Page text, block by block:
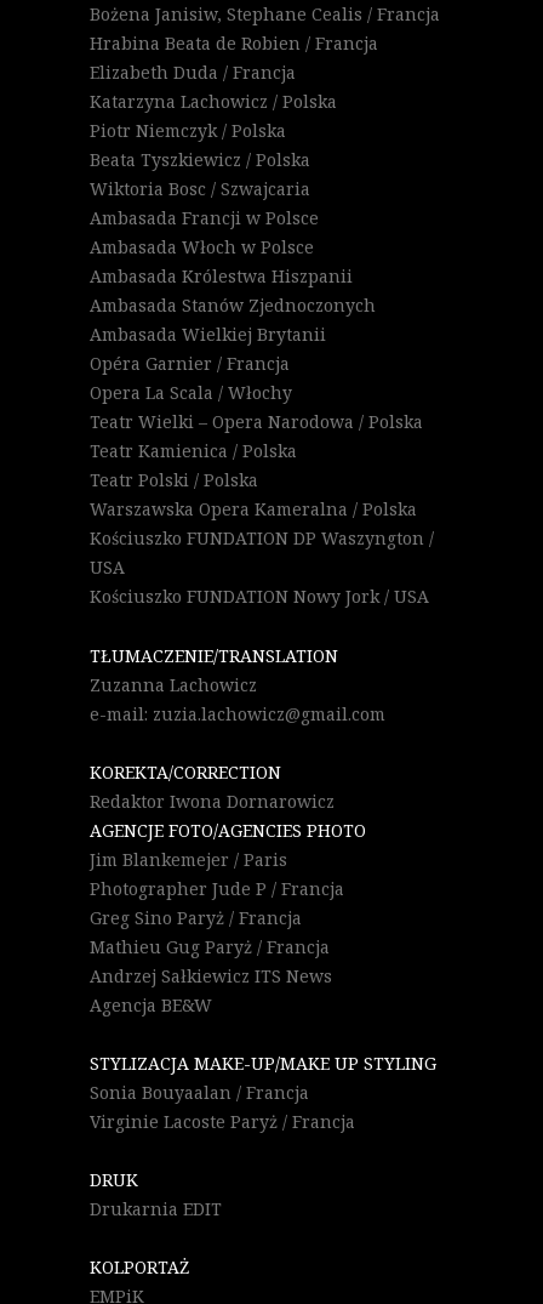
Bożena Janisiw, Stephane Cealis / Francja
Hrabina Beata de Robien / Francja
Elizabeth Duda / Francja
Katarzyna Lachowicz / Polska
Piotr Niemczyk / Polska
Beata Tyszkiewicz / Polska
Wiktoria Bosc / Szwajcaria
Ambasada Francji w Polsce
Ambasada Włoch w Polsce
Ambasada Królestwa Hiszpanii
Ambasada Stanów Zjednoczonych
Ambasada Wielkiej Brytanii
Opéra Garnier / Francja
Opera La Scala / Włochy
Teatr Wielki – Opera Narodowa / Polska
Teatr Kamienica / Polska
Teatr Polski / Polska
Warszawska Opera Kameralna / Polska
Kościuszko FUNDATION DP Waszyngton /
USA
Kościuszko FUNDATION Nowy Jork / USA
TŁUMACZENIE/TRANSLATION
Zuzanna Lachowicz
e-mail: zuzia.lachowicz@gmail.com
KOREKTA/CORRECTION
Redaktor Iwona Dornarowicz
AGENCJE FOTO/AGENCIES PHOTO
Jim Blankemejer / Paris
Photographer Jude P / Francja
Greg Sino Paryż / Francja
Mathieu Gug Paryż / Francja
Andrzej Sałkiewicz ITS News
Agencja BE&W
STYLIZACJA MAKE-UP/MAKE UP STYLING
Sonia Bouyaalan / Francja
Virginie Lacoste Paryż / Francja
DRUK
Drukarnia EDIT
KOLPORTAŻ
EMPiK